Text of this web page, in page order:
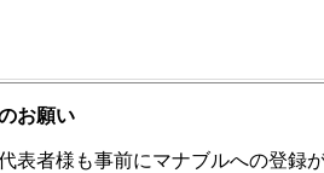
お願い
表者様も事前にマナブルへの登録が